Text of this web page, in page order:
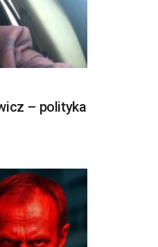
– polityka